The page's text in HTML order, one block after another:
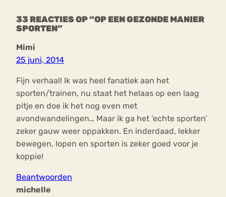
33 REACTIES OP “OP EEN GEZONDE MANIER
SPORTEN”
Mimi
25 juni, 2014
Fijn verhaal! Ik was heel fanatiek aan het
sporten/trainen, nu staat het helaas op een laag
pitje en doe ik het nog even met
avondwandelingen… Maar ik ga het ‘echte sporten’
zeker gauw weer oppakken. En inderdaad, lekker
bewegen, lopen en sporten is zeker goed voor je
koppie!
Beantwoorden
michelle